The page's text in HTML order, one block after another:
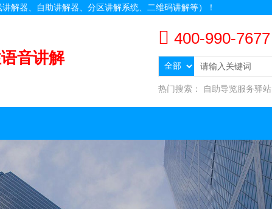
解器、自助讲解器、分区讲解系统、二维码讲解等）！
音讲解
400-990-7677
热门搜索： 自助导览服务驿站